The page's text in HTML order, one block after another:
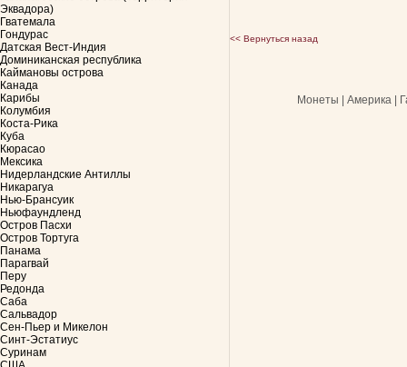
Эквадора)
Гватемала
Гондурас
Датская Вест-Индия
Доминиканская республика
Каймановы острова
Канада
Карибы
Колумбия
Коста-Рика
Куба
Кюрасао
Мексика
Нидерландские Антиллы
Никарагуа
Нью-Брансуик
Ньюфаундленд
Остров Пасхи
Остров Тортуга
Панама
Парагвай
Перу
Редонда
Саба
Сальвадор
Сен-Пьер и Микелон
Синт-Эстатиус
Суринам
<< Вернуться назад
Монеты | Америка |